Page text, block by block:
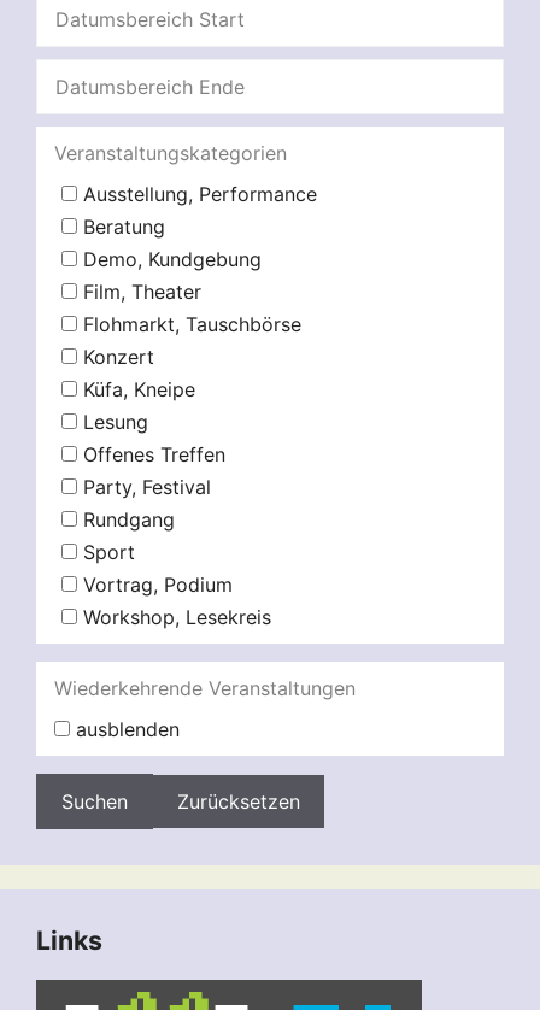
Veranstaltungskategorien
Ausstellung, Performance
Beratung
Demo, Kundgebung
Film, Theater
Flohmarkt, Tauschbörse
Konzert
Küfa, Kneipe
Lesung
Offenes Treffen
Party, Festival
Rundgang
Sport
Vortrag, Podium
Workshop, Lesekreis
Wiederkehrende Veranstaltungen
ausblenden
Zurücksetzen
Links